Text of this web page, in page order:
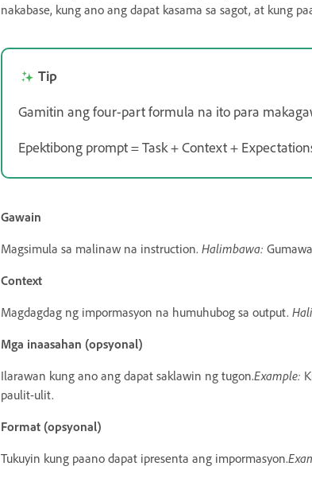
nakabase, kung ano ang dapat kasama sa sagot, at kung
Tip
Gamitin ang four-part formula na ito para
Epektibong prompt = Task + Context +
Gawain
Magsimula sa malinaw na instruction. Halimbawa:
Context
Magdagdag ng impormasyon na humuhubog sa output.
Mga inaasahan (opsyonal)
Ilarawan kung ano ang dapat saklawin ng tugon.Example:
paulit-ulit.
Format (opsyonal)
Tukuyin kung paano dapat ipresenta ang impormasyon.